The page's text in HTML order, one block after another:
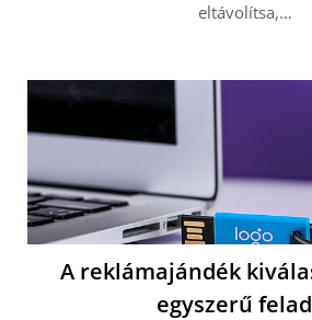
eltávolítsa,…
A reklámajándék
egyszerű